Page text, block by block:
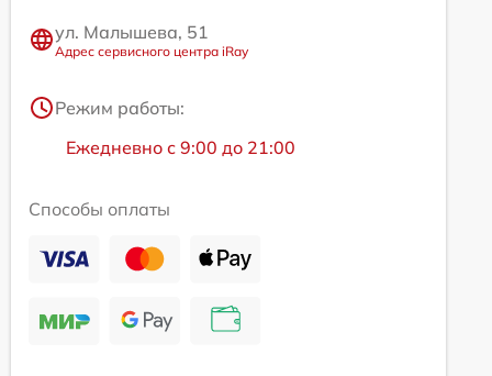
ул. Малышева, 51
Адрес сервисного центра iRay
Режим работы:
Ежедневно с 9:00 до 21:00
Способы оплаты